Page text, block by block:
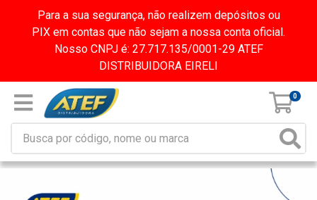
Para a sua segurança, não realizem depósitos ou
PIX em contas que não sejam a nossa conta oficial.
Nosso CNPJ é: 27.717.135/0001-29 ATEF
DISTRIBUIDORA EIRELI
0